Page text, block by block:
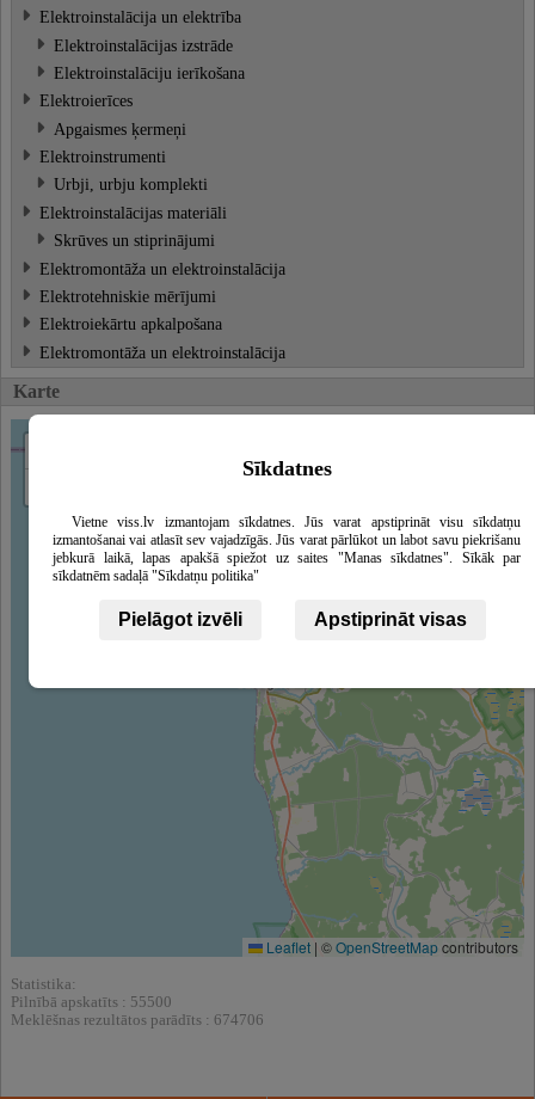
Elektroinstalācija un elektrība
Elektroinstalācijas izstrāde
Elektroinstalāciju ierīkošana
Elektroierīces
Apgaismes ķermeņi
Elektroinstrumenti
Urbji, urbju komplekti
Elektroinstalācijas materiāli
Skrūves un stiprinājumi
Elektromontāža un elektroinstalācija
Elektrotehniskie mērījumi
Elektroiekārtu apkalpošana
Elektromontāža un elektroinstalācija
Karte
Leaflet | ©OpenStreetMapcontributors
Statistika:
Pilnībā apskatīts : 55500
Meklēšnas rezultātos parādīts : 674706
Sīkdatnes
Vietne viss.lv izmantojam sīkdatnes. Jūs varat apstiprināt visu sīkdatņu
izmantošanai vai atlasīt sev vajadzīgās. Jūs varat pārlūkot un labot savu piekrišanu
jebkurā laikā, lapas apakšā spiežot uz saites "Manas sīkdatnes". Sīkāk par
sīkdatnēm sadaļā "Sīkdatņu politika"
Pielāgot izvēli Apstiprināt visas